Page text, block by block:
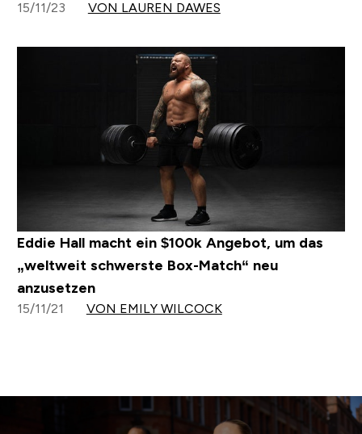
15/11/23 VON LAUREN DAWES
Eddie Hall macht ein $100k Angebot, um das
„weltweit schwerste Box-Match“ neu
anzusetzen
15/11/21 VON EMILY WILCOCK